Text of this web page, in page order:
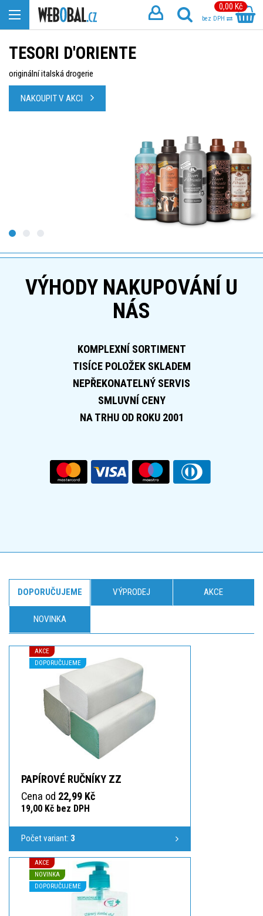
0,00 Kč
bez DPH
TESORI D'ORIENTE
originální italská drogerie
NAKOUPIT V AKCI
VÝHODY NAKUPOVÁNÍ U
NÁS
KOMPLEXNÍ SORTIMENT
TISÍCE POLOŽEK SKLADEM
NEPŘEKONATELNÝ SERVIS
SMLUVNÍ CENY
NA TRHU OD ROKU 2001
DOPORUČUJEME VÝPRODEJ AKCE
NOVINKA
AKCE
DOPORUČUJEME
PAPÍROVÉ RUČNÍKY ZZ
Cena od 22,99 Kč
19,00 Kč bez DPH
Počet variant: 3
AKCE
NOVINKA
DOPORUČUJEME